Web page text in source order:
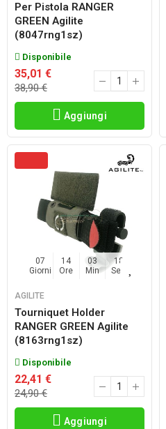
Per Pistola RANGER
GREEN Agilite
(8047rng1sz)
Disponibile
35,01 €
38,90 €
Aggiungi
07
Giorni
14
Ore
03
Min
17
Sec
AGILITE
Tourniquet Holder
RANGER GREEN Agilite
(8163rng1sz)
Disponibile
22,41 €
24,90 €
Aggiungi